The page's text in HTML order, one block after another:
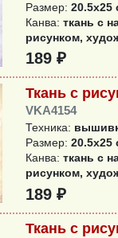
Размер: 20.5x25
Канва: ткань с
рисунком,
189 ₽
Ткань с
VKA4154
Техника:
Размер: 20.5x25
Канва: ткань с
рисунком,
189 ₽
Ткань с